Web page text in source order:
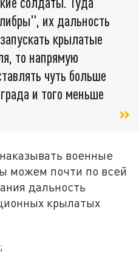
их дальность
крылатые
то напрямую
чуть больше
и того меньше
военные
можем почти по всей
дальность
крылатых